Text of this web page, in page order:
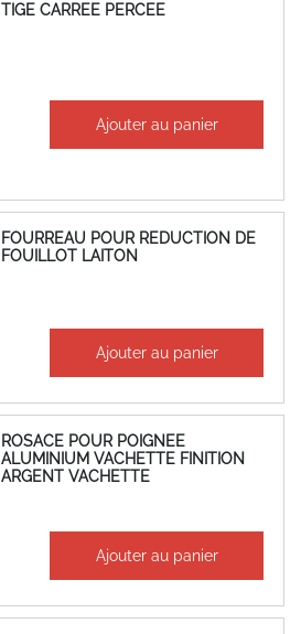
TIGE CARREE PERCEE
Ajouter au panier
FOURREAU POUR REDUCTION DE
FOUILLOT LAITON
Ajouter au panier
ROSACE POUR POIGNEE
ALUMINIUM VACHETTE FINITION
ARGENT VACHETTE
Ajouter au panier